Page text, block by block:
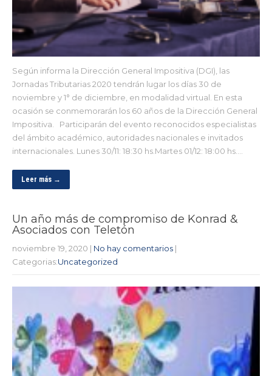
Según informa la Dirección General Impositiva (DGI), las
Jornadas Tributarias 2020 tendrán lugar los días 30 de
noviembre y 1° de diciembre, en modalidad virtual. En esta
ocasión se conmemorarán los 60 años de la Dirección General
Impositiva. Participarán del evento reconocidos especialistas
del ámbito académico, autoridades nacionales e invitados
internacionales. Lunes 30/11: 18:30 hs.Martes 01/12: 18:00 hs….
Leer más →
Un año más de compromiso de Konrad &
Asociados con Teletón
noviembre 19, 2020 | No hay comentarios |
Categorias:Uncategorized